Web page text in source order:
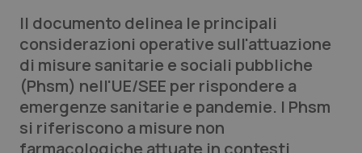
QS Pro
Professionisti Sanitari.AI
Abruzzo
QS Pro Gold
Il documento delinea le principali
considerazioni operative sull'attuazione
di misure sanitarie e sociali pubbliche
(Phsm) nell'UE/SEE per rispondere a
emergenze sanitarie e pandemie. I Phsm
si riferiscono a misure non
farmacologiche attuate in contesti